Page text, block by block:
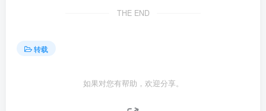
THE END
转载
如果对您有帮助，欢迎分享。